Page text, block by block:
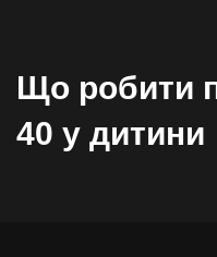
Що робити
40 у дитини